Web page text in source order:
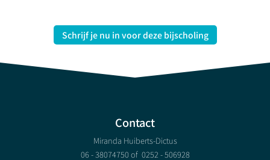
Schrijf je nu in voor deze bijscholing
Contact
Miranda Huiberts-Dictus
06 - 38074750 of 0252 - 506928